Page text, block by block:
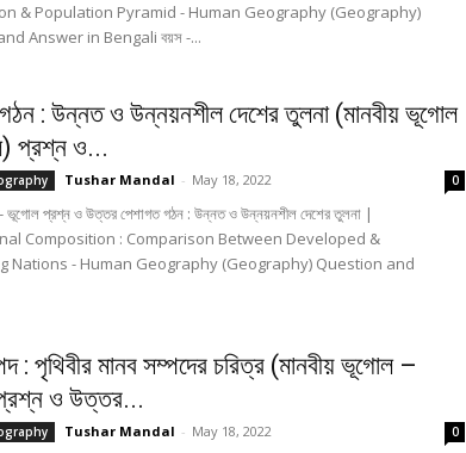
& Population Pyramid - Human Geography (Geography)
Answer in Bengali বয়স -...
: উন্নত ও উন্নয়নশীল দেশের তুলনা (মানবীয় ভূগোল
প্রশ্ন ও...
Tushar Mandal - May 18, 2022 0
ভূগোল প্রশ্ন ও উত্তর পেশাগত গঠন : উন্নত ও উন্নয়নশীল দেশের তুলনা |
Composition : Comparison Between Developed &
Nations - Human Geography (Geography) Question and
: পৃথিবীর মানব সম্পদের চরিত্র (মানবীয় ভূগোল –
ও উত্তর...
Tushar Mandal - May 18, 2022 0